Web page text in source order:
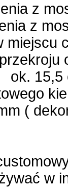
z
z
miejscu
ok. 15,5
(
w